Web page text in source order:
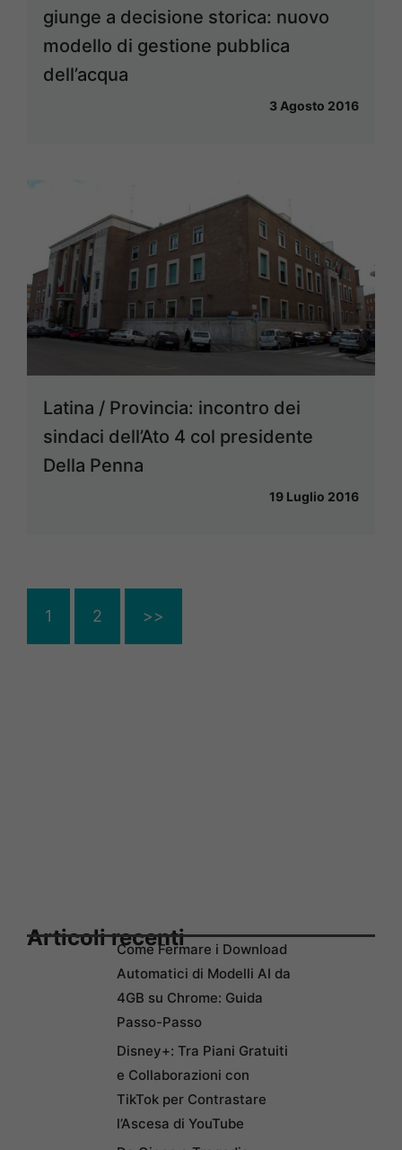
giunge a decisione storica: nuovo
modello di gestione pubblica
dell’acqua
3 Agosto 2016
Latina / Provincia: incontro dei
sindaci dell’Ato 4 col presidente
Della Penna
19 Luglio 2016
1 2 >>
Articoli recentiCome Fermare i Download
Automatici di Modelli AI da
4GB su Chrome: Guida
Passo-Passo
Disney+: Tra Piani Gratuiti
e Collaborazioni con
TikTok per Contrastare
l’Ascesa di YouTube